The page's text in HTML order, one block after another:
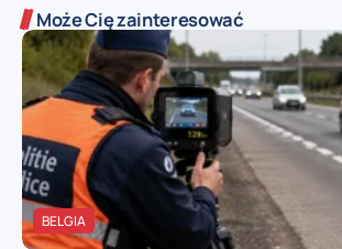
Może Cię zainteresować
BELGIA